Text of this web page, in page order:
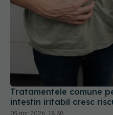
Tratamentele comune
intestin iritabil cresc
09 apr 2026, 18:38